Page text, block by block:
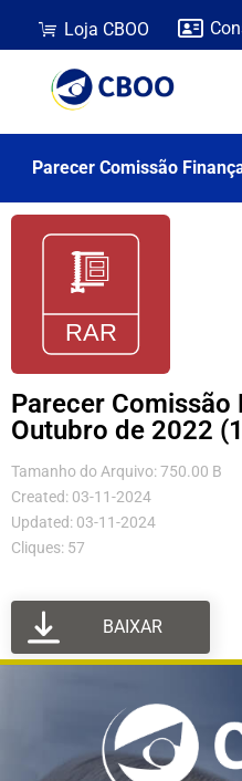
Loja CBOO
Parecer Comissão
Parecer Comissão
Outubro de 2022
Tamanho do Arquivo: 750.00 B
Created: 03-11-2024
Updated: 03-11-2024
Cliques: 57
BAIXAR